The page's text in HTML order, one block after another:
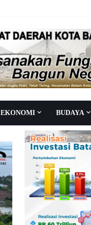
EKONOMI BUDAYA